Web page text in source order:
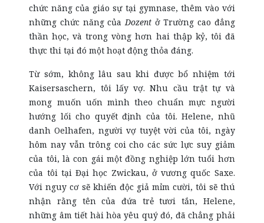
chức năng của giáo sự tại gymnase, thêm vào với
những chức năng củaDozent ở Trường cao đẳng
thần học, và trong vòng hơn hai thập kỷ, tôi đã
thực thi tại đó một hoạt động thỏa đáng.
Từ sớm, không lâu sau khi được bổ nhiệm tới
Kaisersaschern, tôi lấy vợ. Nhu cầu trật tự và
mong muốn uốn mình theo chuẩn mực người
hướng lối cho quyết định của tôi. Helene, nhũ
danh Oelhafen, người vợ tuyệt vời của tôi, ngày
hôm nay vẫn trông coi cho các sức lực suy giảm
của tôi, là con gái một đồng nghiệp lớn tuổi hơn
của tôi tại Đại học Zwickau, ở vương quốc Saxe.
Với nguy cơ sẽ khiến độc giả mỉm cười, tôi sẽ thú
nhận rằng tên của đứa trẻ tươi tắn, Helene,
những âm tiết hài hòa yêu quý đó, đã chẳng phải